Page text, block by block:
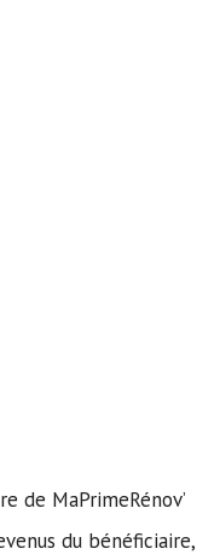
de MaPrimeRénov’
du bénéficiaire,